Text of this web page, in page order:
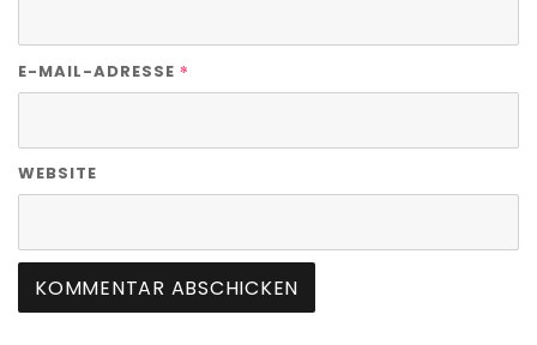
E-MAIL-ADRESSE *
WEBSITE